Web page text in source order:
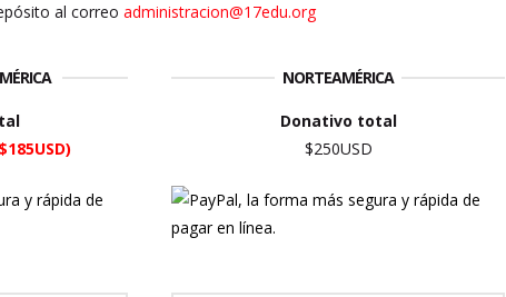
al correoadministracion@17edu.org
NORTEAMÉRICA
Donativo total
$250USD